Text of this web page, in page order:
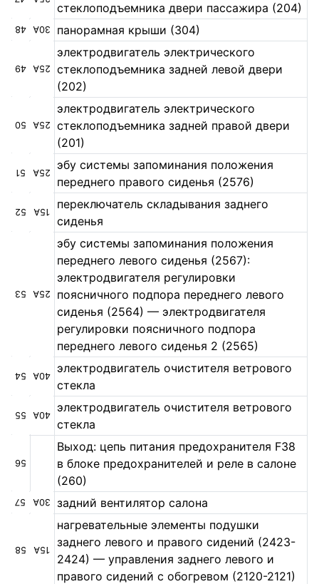
стеклоподъемника двери пассажира (204)
48 30А панорамная крыши (304)
49 25А
электродвигатель электрического
стеклоподъемника задней левой двери
(202)
50 25А
электродвигатель электрического
стеклоподъемника задней правой двери
(201)
51 25А
эбу системы запоминания положения
переднего правого сиденья (2576)
52 15А
переключатель складывания заднего
сиденья
53 25А
эбу системы запоминания положения
переднего левого сиденья (2567):
электродвигателя регулировки
поясничного подпора переднего левого
сиденья (2564) — электродвигателя
регулировки поясничного подпора
переднего левого сиденья 2 (2565)
54 40А
электродвигатель очистителя ветрового
стекла
55 40А
электродвигатель очистителя ветрового
стекла
56
Выход: цепь питания предохранителя F38
в блоке предохранителей и реле в салоне
(260)
57 30А задний вентилятор салона
58 15А
нагревательные элементы подушки
заднего левого и правого сидений (2423-
2424) — управления заднего левого и
правого сидений с обогревом (2120-2121)